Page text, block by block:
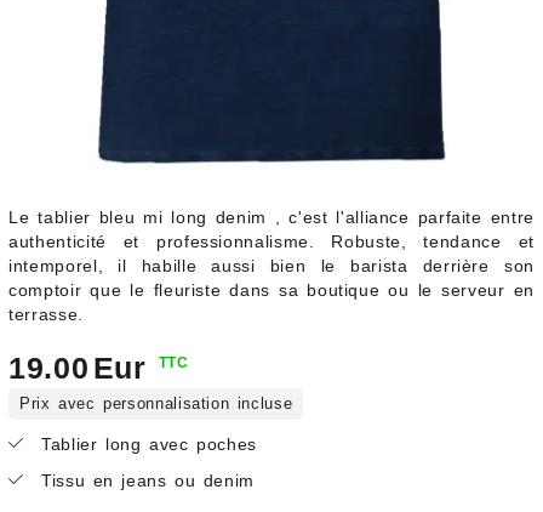
Le tablier bleu mi long denim , c'est l'alliance parfaite entre
authenticité et professionnalisme. Robuste, tendance et
intemporel, il habille aussi bien le barista derrière son
comptoir que le fleuriste dans sa boutique ou le serveur en
terrasse.
19.00 Eur TTC
Prix avec personnalisation incluse
Tablier long avec poches
Tissu en jeans ou denim